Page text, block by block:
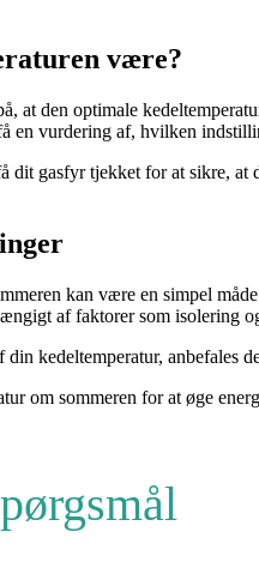
være?
at den optimale
en vurdering af, hvilken
dit gasfyr tjekket for at sikre,
kan være en simpel
af faktorer som isolering
kedeltemperatur, anbefales
om sommeren for at øge